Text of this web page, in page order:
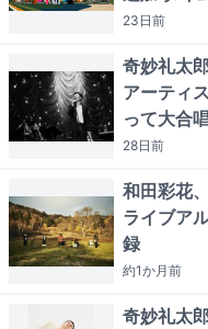
23日前
奇妙礼太
アーティ
って大合
28日前
和田彩花
ライブア
録
約1か月前
奇妙礼太